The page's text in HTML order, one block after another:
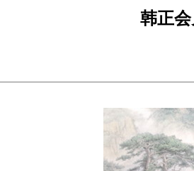
韩正